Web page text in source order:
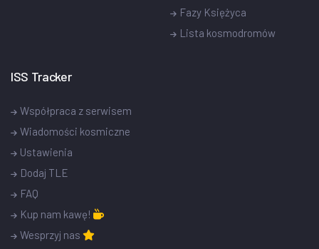
Fazy Księżyca
Lista kosmodromów
ISS Tracker
Współpraca z serwisem
Wiadomości kosmiczne
Ustawienia
Dodaj TLE
FAQ
Kup nam kawę!
Wesprzyj nas